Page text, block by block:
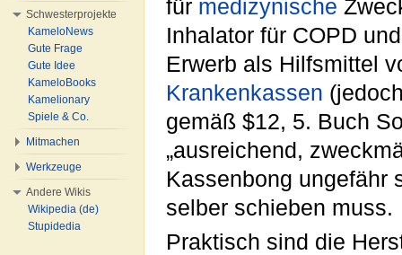
für medizynische
Inhalator für COPD
Erwerb als Hilfsmittel
Krankenkassen
gemäß $12, 5. Buch
„ausreichend,
Kassenbong ungefähr
selber schieben muss.
Praktisch sind die
Schwesterprojekte
KameloNews
Gute Frage
Gute Idee
KameloBooks
Kamelionary
Spiele & Co.
Mitmachen
Werkzeuge
Andere Wikis
Wikipedia (de)
Stupidedia